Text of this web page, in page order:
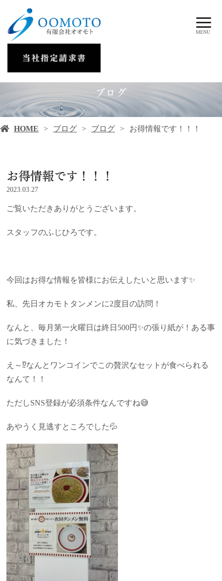
MENU
ブログ
HOME ブログ ブログ お得情報です！！！
お得情報です！！！
2023.03.27
ご覧いただきありがとうございます。
スタッフのふじひろです。
今回はお得な情報を皆様にお伝えしたいと思います✨
私、先日オカモトタンメンに2度目の訪問！
なんと、毎月第一火曜日は終日500円✨の張り紙が！ある事
に気づきました！
え～⁉なんとワンコインでこの贅沢なセットが食べられる
なんて！！
ただしSNS登録が必須条件なんですね😅
あやうく見逃すところでした💦